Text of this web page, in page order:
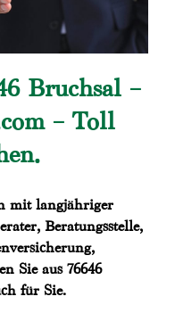
Bruchsal –
– Toll
mit langjähriger
Beratungsstelle,
Sie aus 76646
für Sie.